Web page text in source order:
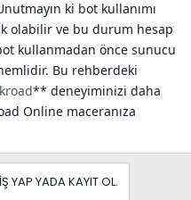
ki bot kullanımı
olabilir ve bu durum hesap
kullanmadan önce sunucu
Bu rehberdeki
** deneyiminizi daha
Online maceranıza
YAP YADA KAYIT OL.